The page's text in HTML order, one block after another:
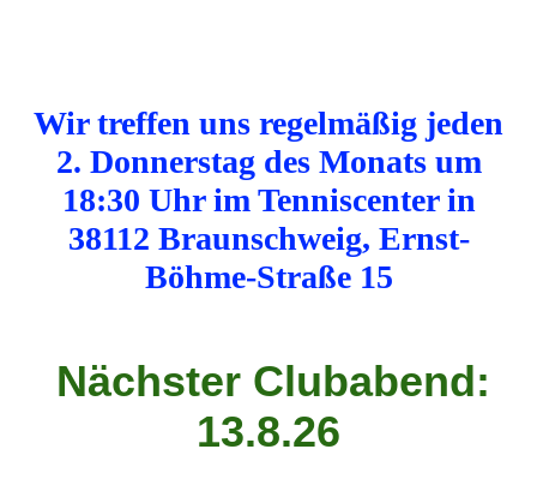
Wir treffen uns regelmäßig jeden
2. Donnerstag des Monats um
18:30 Uhr im Tenniscenter in
38112 Braunschweig, Ernst-
Böhme-Straße 15
Nächster Clubabend:
13.8.26